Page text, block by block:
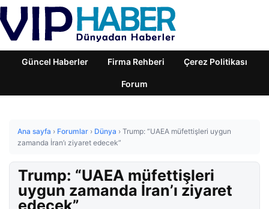
Güncel Haberler Firma Rehberi Çerez Politikası
Forum
Ana sayfa › Forumlar › Dünya › Trump: “UAEA müfettişleri uygun
zamanda İran’ı ziyaret edecek”
Trump: “UAEA müfettişleri
uygun zamanda İran’ı ziyaret
edecek”